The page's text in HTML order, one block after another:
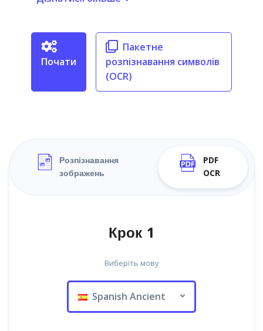
Почати
Пакетне
розпізнавання символів
(OCR)
Розпізнавання
зображень
PDF
OCR
Крок 1
Виберіть мову
Spanish Ancient